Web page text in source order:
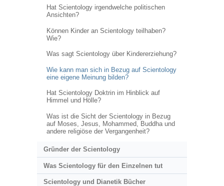
Hat Scientology irgendwelche politischen
Ansichten?
Können Kinder an Scientology teilhaben?
Wie?
Was sagt Scientology über Kindererziehung?
Wie kann man sich in Bezug auf Scientology
eine eigene Meinung bilden?
Hat Scientology Doktrin im Hinblick auf
Himmel und Hölle?
Was ist die Sicht der Scientology in Bezug
auf Moses, Jesus, Mohammed, Buddha und
andere religiöse der Vergangenheit?
Gründer der Scientology
Was Scientology für den Einzelnen tut
Scientology und Dianetik Bücher